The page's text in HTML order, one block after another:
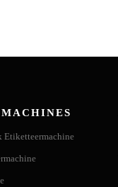
Etiketteermachine